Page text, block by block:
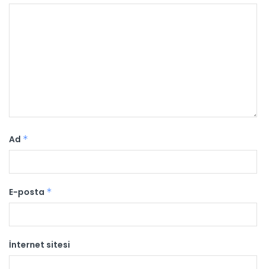
Ad *
E-posta *
İnternet sitesi